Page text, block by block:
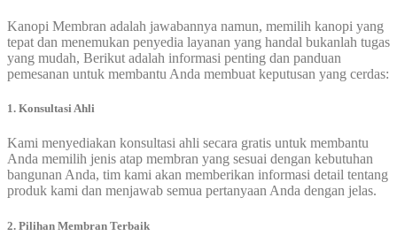
Kanopi Membran adalah jawabannya namun, memilih kanopi yang
tepat dan menemukan penyedia layanan yang handal bukanlah tugas
yang mudah, Berikut adalah informasi penting dan panduan
pemesanan untuk membantu Anda membuat keputusan yang cerdas:
1. Konsultasi Ahli
Kami menyediakan konsultasi ahli secara gratis untuk membantu
Anda memilih jenis atap membran yang sesuai dengan kebutuhan
bangunan Anda, tim kami akan memberikan informasi detail tentang
produk kami dan menjawab semua pertanyaan Anda dengan jelas.
2. Pilihan Membran Terbaik